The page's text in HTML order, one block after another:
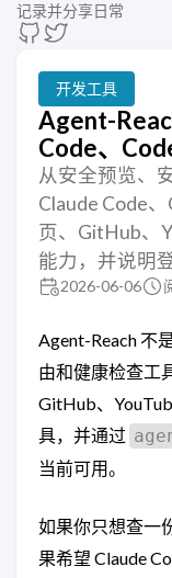
记录并分享日常
开发工具
Agent-
Code、
从安全预览、
Claude Code
页、GitHub、
能力，并说明
2026-06-06
Agent-Reach 不
由和健康检查工
GitHub、
具，并通过
当前可用。
如果你只想查一
果希望 Claude